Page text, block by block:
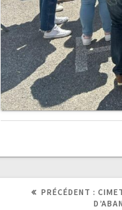
PRÉCÉDENT :